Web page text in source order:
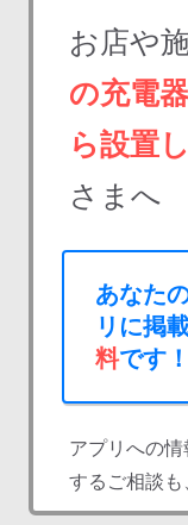
お店や
の充電
ら設置
さまへ
あなた
リに掲
料です！
アプリへの
するご相談も